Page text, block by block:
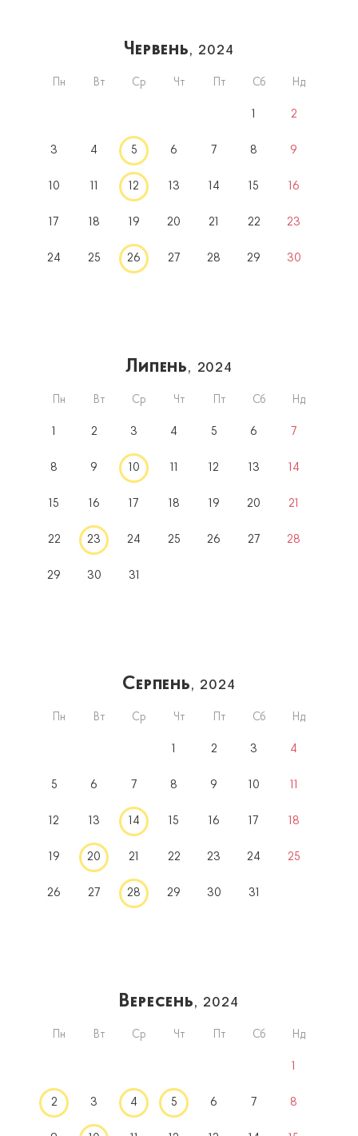
Червень, 2024
Пн Вт Ср Чт Пт Сб Нд
1 2
3 4 5 6 7 8 9
10 11 12 13 14 15 16
17 18 19 20 21 22 23
24 25 26 27 28 29 30
Липень, 2024
Пн Вт Ср Чт Пт Сб Нд
2 3 4 5 6 7
8 9 10 12 13 14
15 16 17 18 19 20 21
22 23 24 25 26 27 28
29 30 31
Серпень, 2024
Пн Вт Ср Чт Пт Сб Нд
1 2 3 4
5 6 7 8 9 10 11
12 13 14 15 16 17 18
19 20 21 22 23 24 25
26 27 28 29 30 31
Вересень, 2024
Пн Вт Ср Чт Пт Сб Нд
1
2 3 4 5 6 7 8